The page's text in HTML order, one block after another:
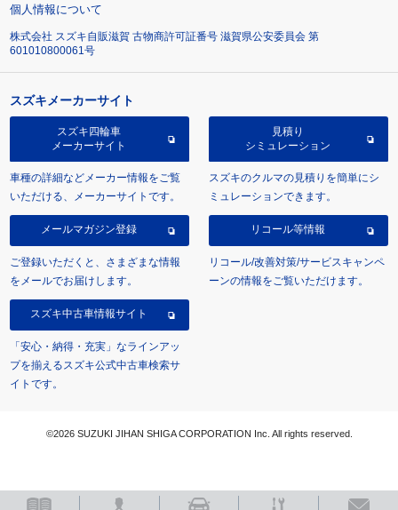
個人情報について
株式会社 スズキ自販滋賀 古物商許可証番号 滋賀県公安委員会 第
601010800061号
スズキメーカーサイト
スズキ四輪車
メーカーサイト
車種の詳細などメーカー情報をご覧
いただける、メーカーサイトです。
見積り
シミュレーション
スズキのクルマの見積りを簡単にシ
ミュレーションできます。
メールマガジン登録
ご登録いただくと、さまざまな情報
をメールでお届けします。
リコール等情報
リコール/改善対策/サービスキャンペ
ーンの情報をご覧いただけます。
スズキ中古車情報サイト
「安心・納得・充実」なラインアッ
プを揃えるスズキ公式中古車検索サ
イトです。
©2026 SUZUKI JIHAN SHIGA CORPORATION Inc. All rights reserved.